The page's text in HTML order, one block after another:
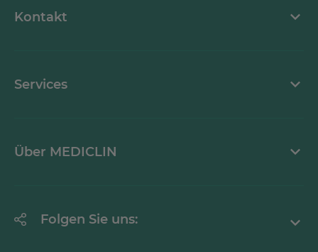
Kontakt
Services
Über MEDICLIN
Folgen Sie uns: